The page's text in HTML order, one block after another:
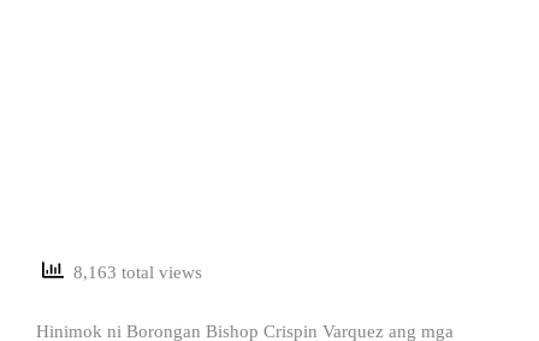
8,163 total views
Hinimok ni Borongan Bishop Crispin Varquez ang mga